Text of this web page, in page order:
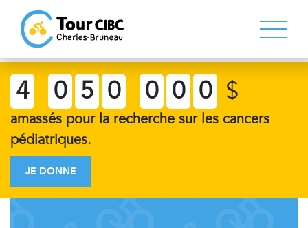
4 0 5 0 0 0 0 $
amassés pour la recherche sur les cancers
pédiatriques.
JE DONNE